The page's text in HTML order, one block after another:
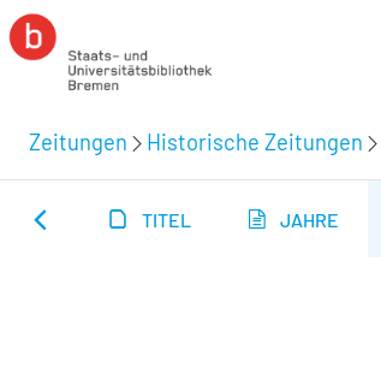
Zeitungen Historische Zeitungen
TITEL JAHRE